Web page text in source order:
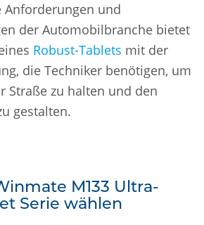
Anforderungen und
der Automobilbranche bietet
Robust-Tablets mit der
die Techniker benötigen, um
Straße zu halten und den
gestalten.
M133 Ultra-
Serie wählen